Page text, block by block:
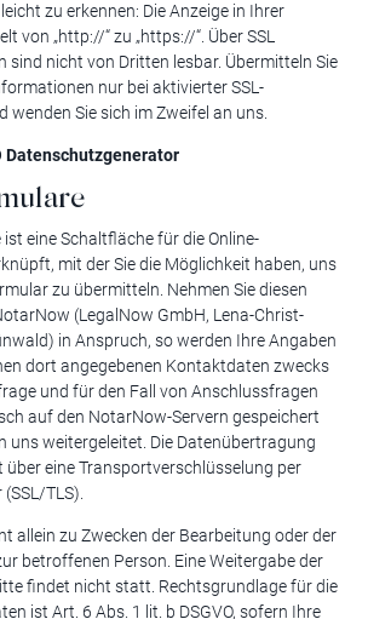
zu erkennen: Die Anzeige in Ihrer
von „http://“ zu „https://“. Über SSL
sind nicht von Dritten lesbar. Übermitteln Sie
nur bei aktivierter SSL-
wenden Sie sich im Zweifel an uns.
Datenschutzgenerator
eine Schaltfläche für die Online-
mit der Sie die Möglichkeit haben, uns
zu übermitteln. Nehmen Sie diesen
(LegalNow GmbH, Lena-Christ-
in Anspruch, so werden Ihre Angaben
dort angegebenen Kontaktdaten zwecks
und für den Fall von Anschlussfragen
auf den NotarNow-Servern gespeichert
uns weitergeleitet. Die Datenübertragung
eine Transportverschlüsselung per
TLS).
allein zu Zwecken der Bearbeitung oder der
betroffenen Person. Eine Weitergabe der
findet nicht statt. Rechtsgrundlage für die
ist Art. 6 Abs. 1 lit. b DSGVO, sofern Ihre